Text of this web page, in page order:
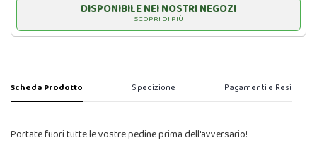
DISPONIBILE NEI NOSTRI NEGOZI
SCOPRI DI PIÙ
Scheda Prodotto Spedizione Pagamenti e Resi
Portate fuori tutte le vostre pedine prima dell'avversario!